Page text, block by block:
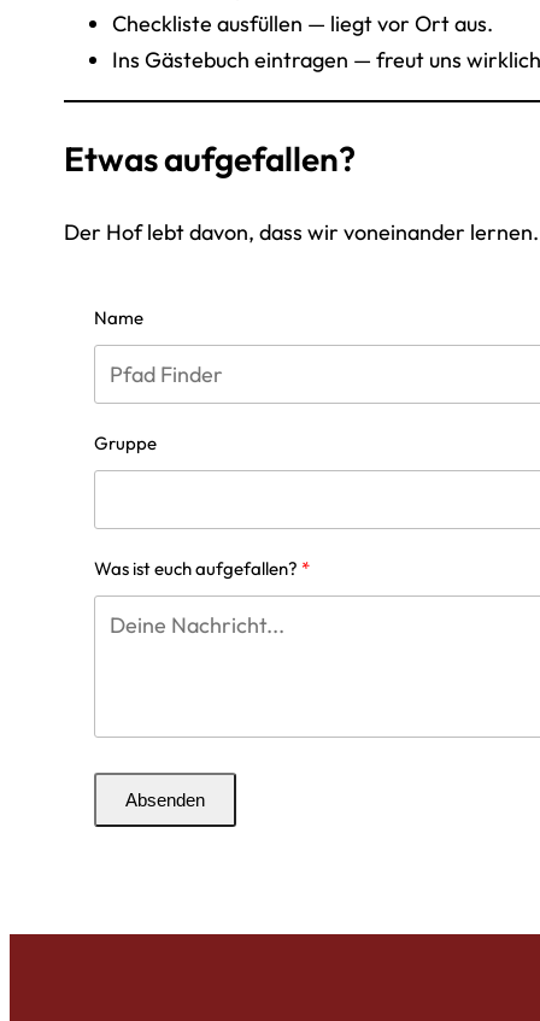
Checkliste ausfüllen — liegt vor Ort aus.
Ins Gästebuch eintragen — freut uns
Etwas aufgefallen?
Der Hof lebt davon, dass wir voneinander
Name
Gruppe
Was ist euch aufgefallen?
Absenden